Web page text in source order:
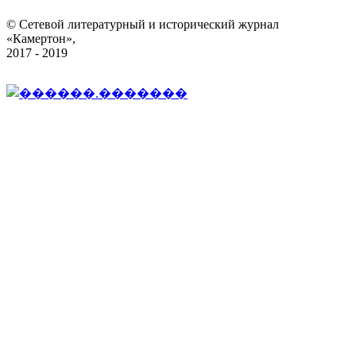
© Сетевой литературный и исторический журнал
«Камертон»,
2017 - 2019